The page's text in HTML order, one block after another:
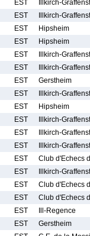
EST
Illkirch-
EST
Illkirch-
EST
Hipsheim
EST
Hipsheim
EST
Illkirch-
EST
Illkirch-
EST
Gerstheim
EST
Illkirch-
EST
Hipsheim
EST
Illkirch-
EST
Illkirch-
EST
Illkirch-
EST
Club d'Echecs
EST
Illkirch-
EST
Club d'Echecs
EST
Club d'Echecs
EST
Ill-Regence
EST
Gerstheim